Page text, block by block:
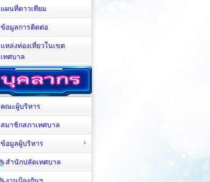
แผนที่ดาวเทียม
ข้อมูลการติดต่อ
แหล่งท่องเที่ยวในเขต
เทศบาล
คณะผู้บริหาร
สมาชิกสภาเทศบาล
ข้อมูลผู้บริหาร
สำนักปลัดเทศบาล